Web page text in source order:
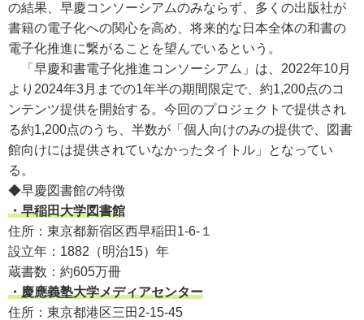
の結果、早慶コンソーシアムのみならず、多くの出版社が
書籍の電子化への関心を高め、将来的な日本全体の和書の
電子化推進に繋がることを望んでいるという。
「早慶和書電子化推進コンソーシアム」は、2022年10月
より2024年3月までの1年半の期間限定で、約1,200点のコ
ンテンツ提供を開始する。今回のプロジェクトで提供され
る約1,200点のうち、半数が「個人向けのみの提供で、図書
館向けには提供されていなかったタイトル」となってい
る。
◆早慶図書館の特徴
・早稲田大学図書館
住所：東京都新宿区西早稲田1-6-１
設立年：1882（明治15）年
蔵書数：約605万冊
・慶應義塾大学メディアセンター
住所：東京都港区三田2-15-45